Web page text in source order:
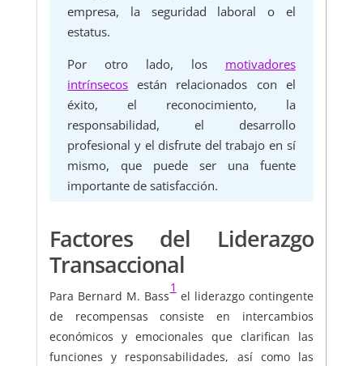
empresa, la seguridad laboral o el
estatus.
Por otro lado, los motivadores
intrínsecos están relacionados con el
éxito, el reconocimiento, la
responsabilidad, el desarrollo
profesional y el disfrute del trabajo en sí
mismo, que puede ser una fuente
importante de satisfacción.
Factores del Liderazgo
Transaccional
Para Bernard M. Bass
1
el liderazgo contingente
de recompensas consiste en intercambios
económicos y emocionales que clarifican las
funciones y responsabilidades, así como las